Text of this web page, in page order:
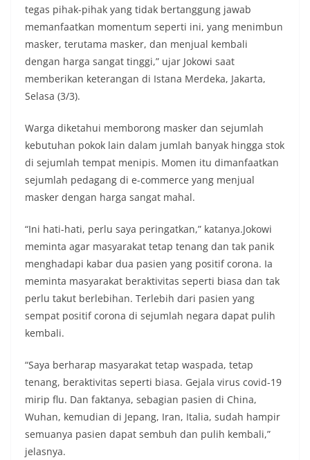
tegas pihak-pihak yang tidak bertanggung jawab
memanfaatkan momentum seperti ini, yang menimbun
masker, terutama masker, dan menjual kembali
dengan harga sangat tinggi,” ujar Jokowi saat
memberikan keterangan di Istana Merdeka, Jakarta,
Selasa (3/3).
Warga diketahui memborong masker dan sejumlah
kebutuhan pokok lain dalam jumlah banyak hingga stok
di sejumlah tempat menipis. Momen itu dimanfaatkan
sejumlah pedagang di e-commerce yang menjual
masker dengan harga sangat mahal.
“Ini hati-hati, perlu saya peringatkan,” katanya.Jokowi
meminta agar masyarakat tetap tenang dan tak panik
menghadapi kabar dua pasien yang positif corona. Ia
meminta masyarakat beraktivitas seperti biasa dan tak
perlu takut berlebihan. Terlebih dari pasien yang
sempat positif corona di sejumlah negara dapat pulih
kembali.
“Saya berharap masyarakat tetap waspada, tetap
tenang, beraktivitas seperti biasa. Gejala virus covid-19
mirip flu. Dan faktanya, sebagian pasien di China,
Wuhan, kemudian di Jepang, Iran, Italia, sudah hampir
semuanya pasien dapat sembuh dan pulih kembali,”
jelasnya.